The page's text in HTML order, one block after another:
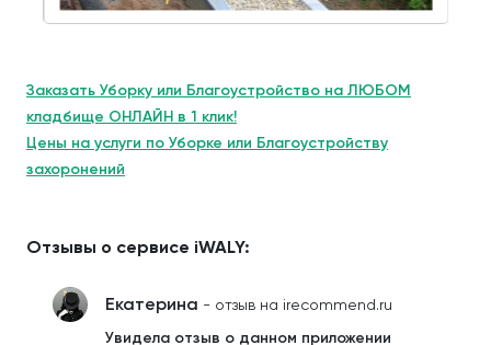
Заказать Уборку или Благоустройство на ЛЮБОМ
кладбище ОНЛАЙН в 1 клик!
Цены на услуги по Уборке или Благоустройству
захоронений
Отзывы о сервисе iWALY:
Екатерина - отзыв на irecommend.ru
Увидела отзыв о данном приложении